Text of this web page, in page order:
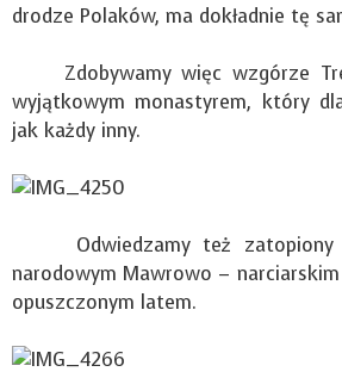
drodze Polaków, ma dokładnie tę
Zdobywamy więc wzgórze
wyjątkowym monastyrem, który
jak każdy inny.
Odwiedzamy też zatopiony
narodowym Mawrowo –
opuszczonym latem.